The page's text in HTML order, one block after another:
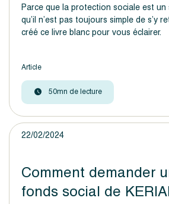
Parce que la protection sociale est
qu’il n’est pas toujours simple de s’y
créé ce livre blanc pour vous éclairer.
Article
50mn de lecture
22/02/2024
Comment demander
fonds social de